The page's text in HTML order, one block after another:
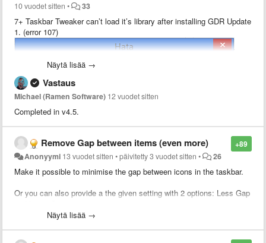
10 vuodet sitten • 33
7+ Taskbar Tweaker can’t load it’s library after installing GDR Update
1. (error 107)
Using Windows Server 2012 R2 Datacenter (Server equivilent of
Windows 8.1)
Näytä lisää →
Vastaus
Michael (Ramen Software) 12 vuodet sitten
Completed in v4.5.
+89
Remove Gap between items (even more)
Anonyymi 13 vuodet sitten •päivitetty3 vuodet sitten • 26
Make it possible to minimise the gap between icons in the taskbar.
Or you can also provide a the given setting with 2 options: Less Gap
Näytä lisää →